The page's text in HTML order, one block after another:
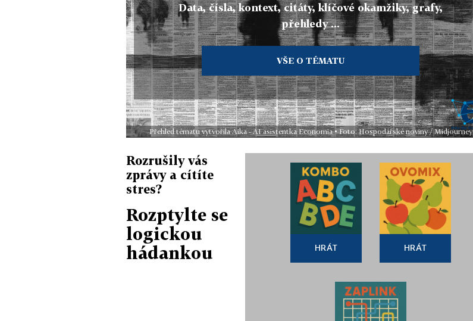
Data, čísla, kontext, citáty, klíčové okamžiky, grafy,
přehledy ...
VŠE O TÉMATU
Přehled tématu vytvořila Aika - AI asistentka Economia • Foto: Hospodářské noviny / Midjourney
Rozrušily vás
zprávy a cítíte
stres?
Rozptylte se
logickou
hádankou
HRÁT HRÁT